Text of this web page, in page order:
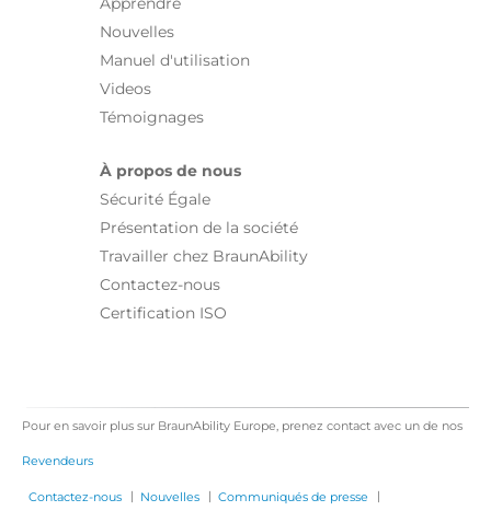
Nouvelles
Manuel d'utilisation
Videos
Témoignages
À propos de nous
Sécurité Égale
Présentation de la société
Travailler chez BraunAbility
Contactez-nous
Certification ISO
Pour en savoir plus sur BraunAbility Europe, prenez contact avec un de nos
Revendeurs
Contactez-nous | Nouvelles | Communiqués de presse |